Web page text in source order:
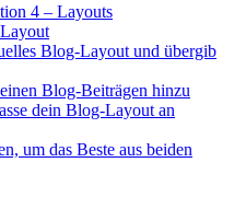
4 – Layouts
Blog-Layout und übergib
Blog-Beiträgen hinzu
dein Blog-Layout an
um das Beste aus beiden